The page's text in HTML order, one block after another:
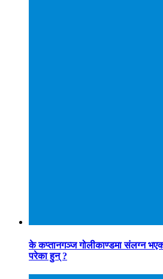
के कप्तानगञ्ज गोलीकाण्डमा संलग्न
परेका हुन् ?